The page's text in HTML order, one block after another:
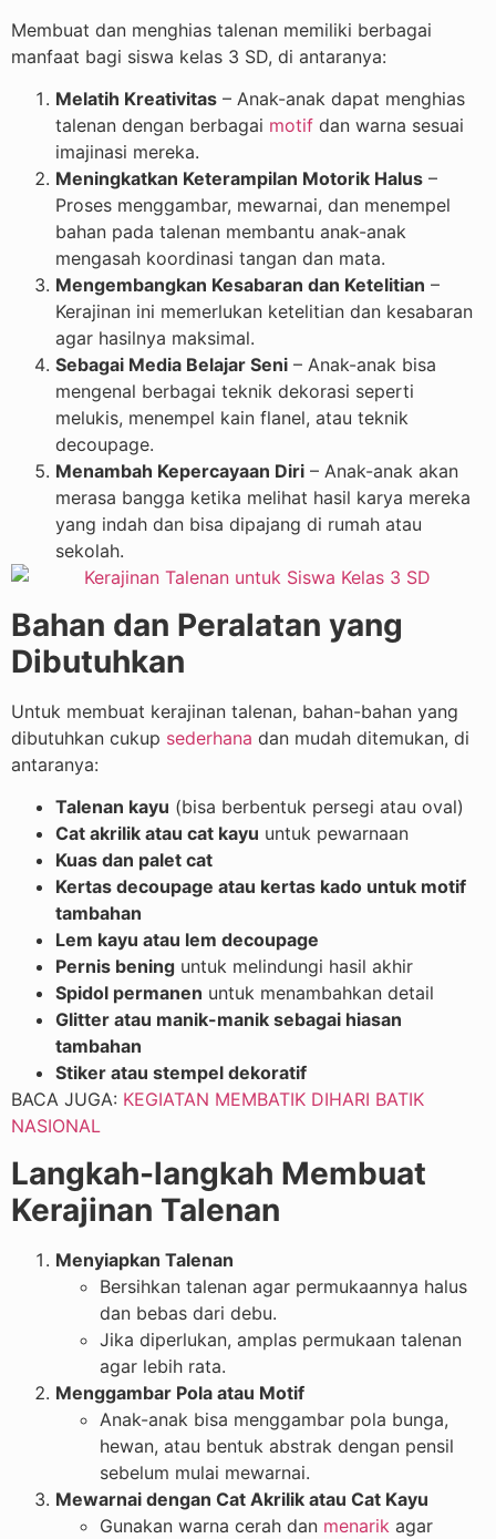
Membuat dan menghias talenan memiliki berbagai
manfaat bagi siswa kelas 3 SD, di antaranya:
Melatih Kreativitas – Anak-anak dapat menghias
talenan dengan berbagai motif dan warna sesuai
imajinasi mereka.
Meningkatkan Keterampilan Motorik Halus –
Proses menggambar, mewarnai, dan menempel
bahan pada talenan membantu anak-anak
mengasah koordinasi tangan dan mata.
Mengembangkan Kesabaran dan Ketelitian –
Kerajinan ini memerlukan ketelitian dan kesabaran
agar hasilnya maksimal.
Sebagai Media Belajar Seni – Anak-anak bisa
mengenal berbagai teknik dekorasi seperti
melukis, menempel kain flanel, atau teknik
decoupage.
Menambah Kepercayaan Diri – Anak-anak akan
merasa bangga ketika melihat hasil karya mereka
yang indah dan bisa dipajang di rumah atau
sekolah.
Bahan dan Peralatan yang
Dibutuhkan
Untuk membuat kerajinan talenan, bahan-bahan yang
dibutuhkan cukup sederhana dan mudah ditemukan, di
antaranya:
Talenan kayu (bisa berbentuk persegi atau oval)
Cat akrilik atau cat kayu untuk pewarnaan
Kuas dan palet cat
Kertas decoupage atau kertas kado untuk motif
tambahan
Lem kayu atau lem decoupage
Pernis bening untuk melindungi hasil akhir
Spidol permanen untuk menambahkan detail
Glitter atau manik-manik sebagai hiasan
tambahan
Stiker atau stempel dekoratif
BACA JUGA: KEGIATAN MEMBATIK DIHARI BATIK
NASIONAL
Langkah-langkah Membuat
Kerajinan Talenan
Menyiapkan Talenan
Bersihkan talenan agar permukaannya halus
dan bebas dari debu.
Jika diperlukan, amplas permukaan talenan
agar lebih rata.
Menggambar Pola atau Motif
Anak-anak bisa menggambar pola bunga,
hewan, atau bentuk abstrak dengan pensil
sebelum mulai mewarnai.
Mewarnai dengan Cat Akrilik atau Cat Kayu
Gunakan warna cerah dan menarik agar